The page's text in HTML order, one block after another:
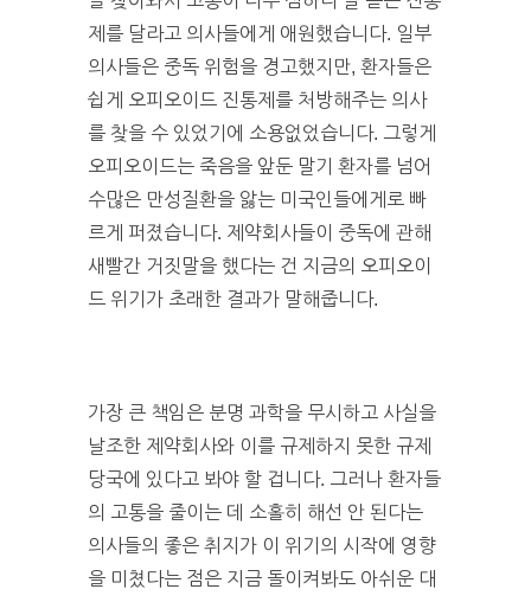
제를 달라고 의사들에게 애원했습니다. 일부
의사들은 중독 위험을 경고했지만, 환자들은
쉽게 오피오이드 진통제를 처방해주는 의사
를 찾을 수 있었기에 소용없었습니다. 그렇게
오피오이드는 죽음을 앞둔 말기 환자를 넘어
수많은 만성질환을 앓는 미국인들에게로 빠
르게 퍼졌습니다. 제약회사들이 중독에 관해
새빨간 거짓말을 했다는 건 지금의 오피오이
드 위기가 초래한 결과가 말해줍니다.
가장 큰 책임은 분명 과학을 무시하고 사실을
날조한 제약회사와 이를 규제하지 못한 규제
당국에 있다고 봐야 할 겁니다. 그러나 환자들
의 고통을 줄이는 데 소홀히 해선 안 된다는
의사들의 좋은 취지가 이 위기의 시작에 영향
을 미쳤다는 점은 지금 돌이켜봐도 아쉬운 대